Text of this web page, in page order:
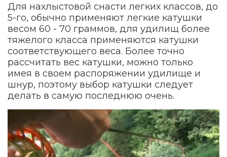
Для нахлыстовой снасти легких классов, до
5-го, обычно применяют легкие катушки
весом 60 - 70 граммов, для удилищ более
тяжелого класса применяются катушки
соответствующего веса. Более точно
рассчитать вес катушки, можно только
имея в своем распоряжении удилище и
шнур, поэтому выбор катушки следует
делать в самую последнюю очень.